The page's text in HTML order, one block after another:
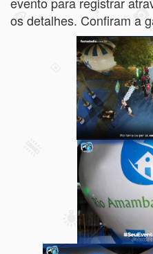
os detalhes. Confiram a